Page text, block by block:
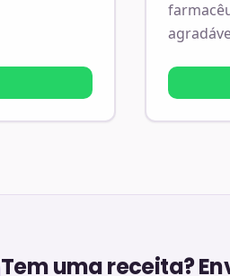
Tem uma receita?